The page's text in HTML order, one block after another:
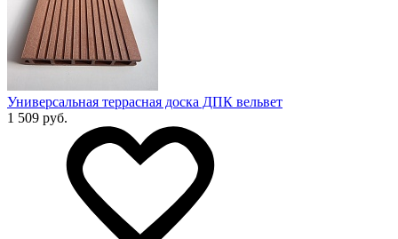
Универсальная террасная доска ДПК вельвет
1 509 руб.